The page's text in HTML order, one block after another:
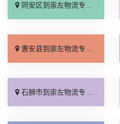
同安区到崇左物流专线_专线快运「资质齐全」
惠安县到崇左物流专线_资质齐全「保证时效」
石狮市到崇左物流专线_全境配送「放心物流」